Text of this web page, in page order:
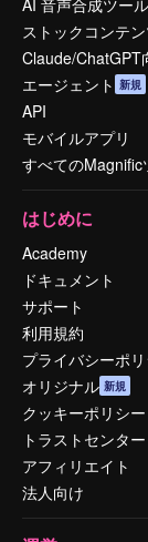
ストックコンテ
Claude/ChatGPT
エージェント 新規
API
モバイルアプリ
すべてのMagnific
はじめに
Academy
ドキュメント
サポート
利用規約
プライバシーポ
オリジナル 新規
クッキーポリシー
トラストセンター
アフィリエイト
法人向け